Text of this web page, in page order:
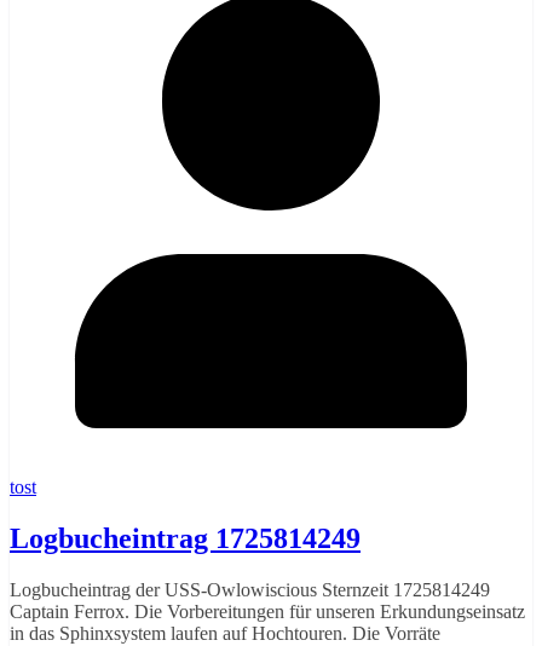
tost
Logbucheintrag 1725814249
Logbucheintrag der USS-Owlowiscious Sternzeit 1725814249
Captain Ferrox. Die Vorbereitungen für unseren Erkundungseinsatz
in das Sphinxsystem laufen auf Hochtouren. Die Vorräte